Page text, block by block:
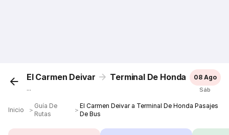
El Carmen Deivar Terminal De Honda
...
08 Ago
Sáb
Inicio ＞
Guía De
Rutas
＞
El Carmen Deivar a Terminal De Honda Pasajes
De Bus